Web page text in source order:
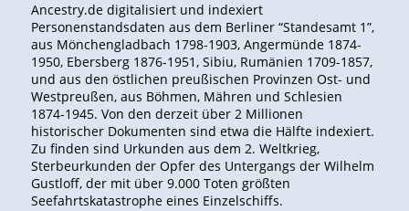
Ancestry.de digitalisiert und indexiert
Personenstandsdaten aus dem Berliner “Standesamt 1”,
aus Mönchengladbach 1798-1903, Angermünde 1874-
1950, Ebersberg 1876-1951, Sibiu, Rumänien 1709-1857,
und aus den östlichen preußischen Provinzen Ost- und
Westpreußen, aus Böhmen, Mähren und Schlesien
1874-1945. Von den derzeit über 2 Millionen
historischer Dokumenten sind etwa die Hälfte indexiert.
Zu finden sind Urkunden aus dem 2. Weltkrieg,
Sterbeurkunden der Opfer des Untergangs der Wilhelm
Gustloff, der mit über 9.000 Toten größten
Seefahrtskatastrophe eines Einzelschiffs.